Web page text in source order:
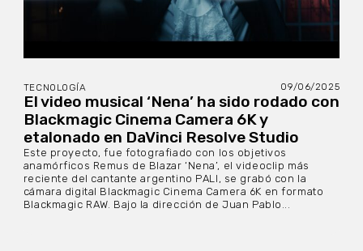
TECNOLOGÍA 09/06/2025
El video musical ‘Nena’ ha sido rodado con
Blackmagic Cinema Camera 6K y
etalonado en DaVinci Resolve Studio
Este proyecto, fue fotografiado con los objetivos
anamórficos Remus de Blazar ‘Nena’, el videoclip más
reciente del cantante argentino PALI, se grabó con la
cámara digital Blackmagic Cinema Camera 6K en formato
Blackmagic RAW. Bajo la dirección de Juan Pablo...